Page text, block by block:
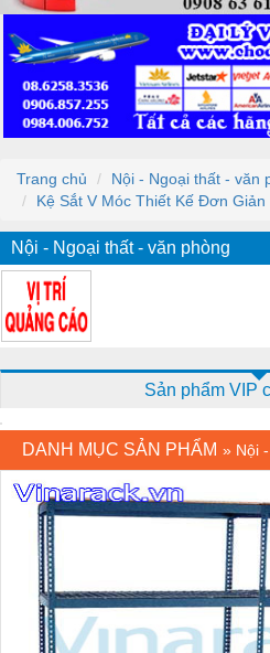
Trang chủ
Nội - Ngoại thất - văn
Kệ Sắt V Móc Thiết Kế Đơn Giản
Nội - Ngoại thất - văn phòng
Sản phẩm VIP
DANH MỤC SẢN PHẨM » Nội